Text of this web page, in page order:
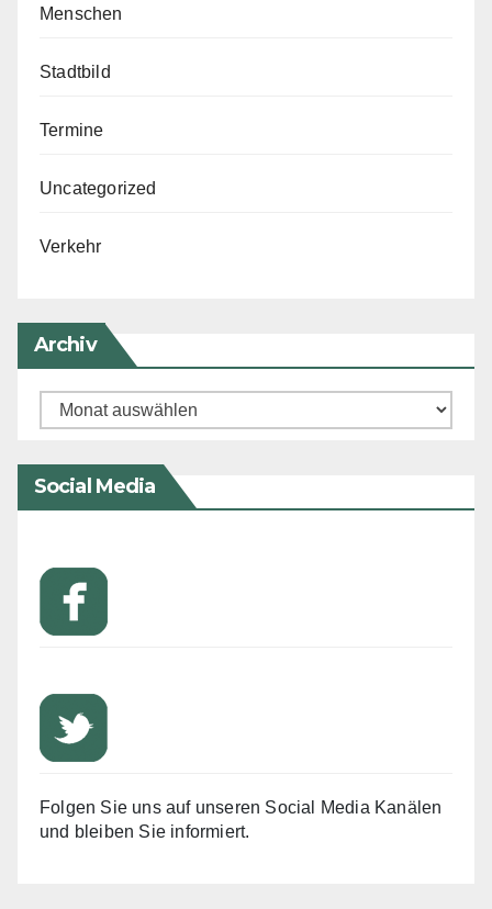
Menschen
Stadtbild
Termine
Uncategorized
Verkehr
Archiv
Archiv
Social Media
Folgen Sie uns auf unseren Social Media Kanälen
und bleiben Sie informiert.